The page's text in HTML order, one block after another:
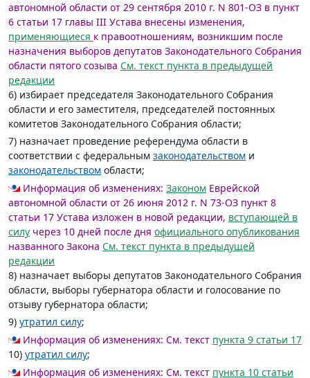
автономной области от 29 сентября 2010 г. N 801-ОЗ в пункт
6 статьи 17 главы III Устава внесены изменения,
применяющиеся к правоотношениям, возникшим после
назначения выборов депутатов Законодательного Собрания
области пятого созыва См. текст пункта в предыдущей
редакции
6) избирает председателя Законодательного Собрания
области и его заместителя, председателей постоянных
комитетов Законодательного Собрания области;
7) назначает проведение референдума области в
соответствии с федеральным законодательством и
законодательством области;
Информация об изменениях: Законом Еврейской
автономной области от 26 июня 2012 г. N 73-ОЗ пункт 8
статьи 17 Устава изложен в новой редакции, вступающей в
силу через 10 дней после дня официального опубликования
названного Закона См. текст пункта в предыдущей
редакции
8) назначает выборы депутатов Законодательного Собрания
области, выборы губернатора области и голосование по
отзыву губернатора области;
9) утратил силу;
Информация об изменениях: См. текст пункта 9 статьи 17
10) утратил силу;
Информация об изменениях: См. текст пункта 10 статьи